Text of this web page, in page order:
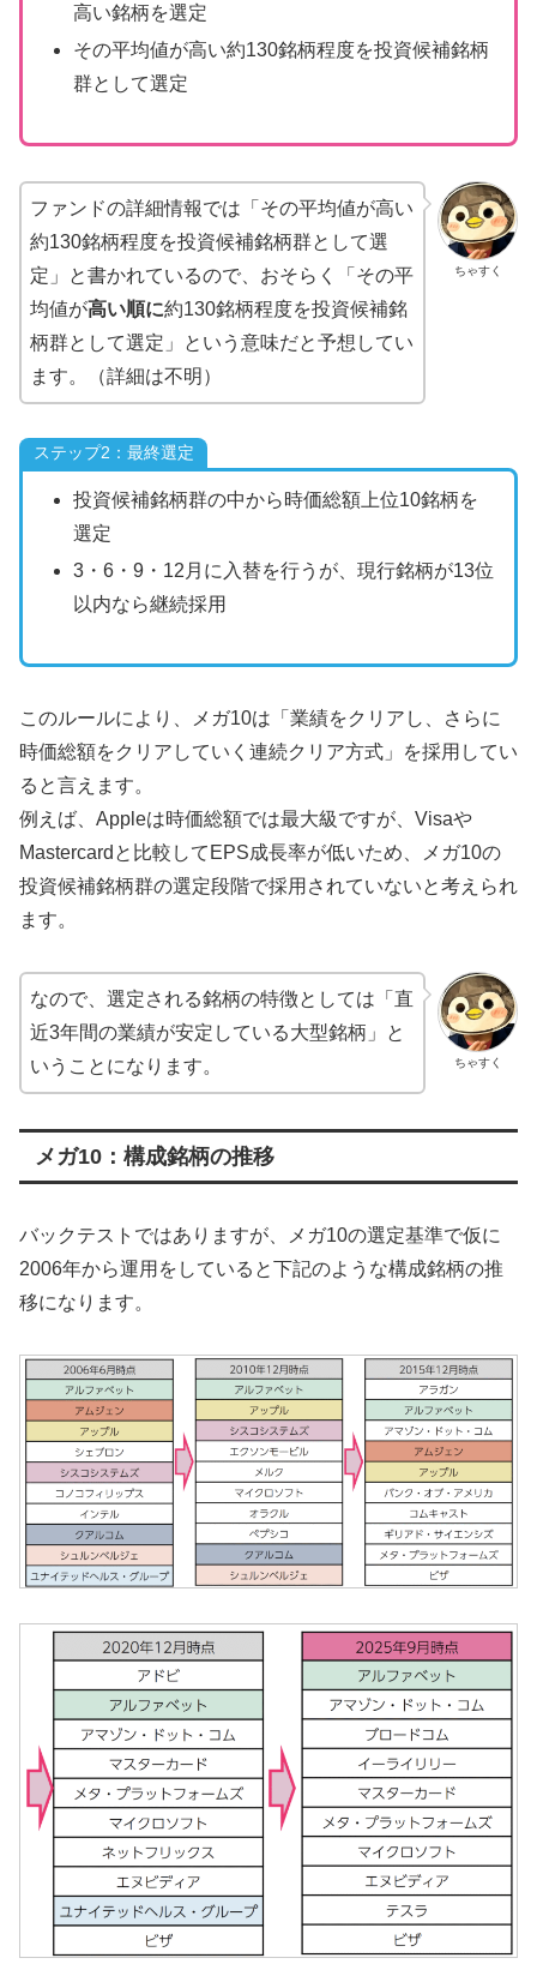
高い銘柄を選定
その平均値が高い約130銘柄程度を投資候補銘柄
群として選定
ちゃすく
ファンドの詳細情報では「その平均値が高い
約130銘柄程度を投資候補銘柄群として選
定」と書かれているので、おそらく「その平
均値が高い順に約130銘柄程度を投資候補銘
柄群として選定」という意味だと予想してい
ます。（詳細は不明）
ステップ2：最終選定
投資候補銘柄群の中から時価総額上位10銘柄を
選定
3・6・9・12月に入替を行うが、現行銘柄が13位
以内なら継続採用
このルールにより、メガ10は「業績をクリアし、さらに
時価総額をクリアしていく連続クリア方式」を採用してい
ると言えます。
例えば、Appleは時価総額では最大級ですが、Visaや
Mastercardと比較してEPS成長率が低いため、メガ10の
投資候補銘柄群の選定段階で採用されていないと考えられ
ます。
ちゃすく
なので、選定される銘柄の特徴としては「直
近3年間の業績が安定している大型銘柄」と
いうことになります。
メガ10：構成銘柄の推移
バックテストではありますが、メガ10の選定基準で仮に
2006年から運用をしていると下記のような構成銘柄の推
移になります。